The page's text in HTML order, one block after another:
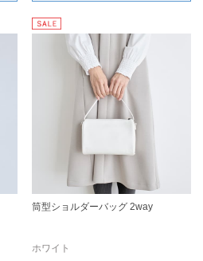
筒型ショルダーバッグ 2way
ホワイト